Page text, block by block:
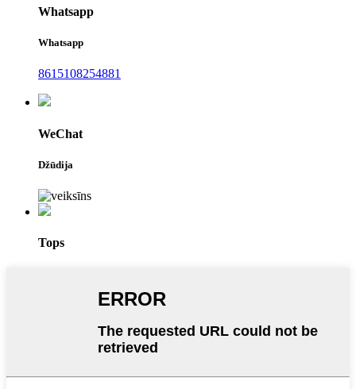
Whatsapp
Whatsapp
8615108254881
WeChat
Džūdija
Tops